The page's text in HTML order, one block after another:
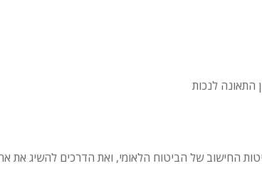
התאונה לנכות
החישוב של הביטוח הלאומי, ואת הדרכים להשיג את